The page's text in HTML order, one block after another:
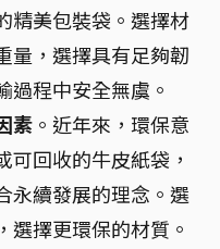
精美包裝袋。選擇材
量，選擇具有足夠韌
過程中安全無虞。
素 。近年來，環保意
可回收的牛皮紙袋，
永續發展的理念。選
選擇更環保的材質。